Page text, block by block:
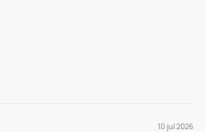
10 jul 2026